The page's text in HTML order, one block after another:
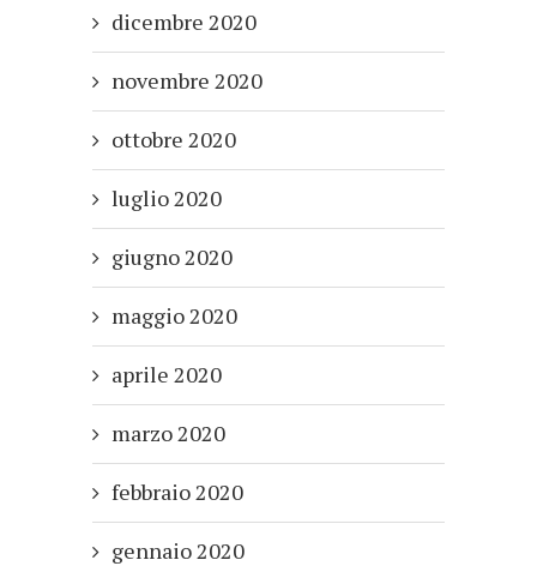
dicembre 2020
novembre 2020
ottobre 2020
luglio 2020
giugno 2020
maggio 2020
aprile 2020
marzo 2020
febbraio 2020
gennaio 2020